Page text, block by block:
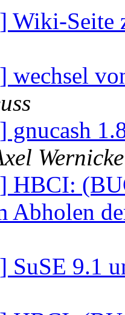
Wiki-
wechsel
gnucash
Wernicke
HBCI:
Abholen
SuSE 9.1